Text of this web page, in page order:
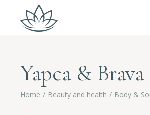
Yapca & Brava
Home Beauty and health Body &